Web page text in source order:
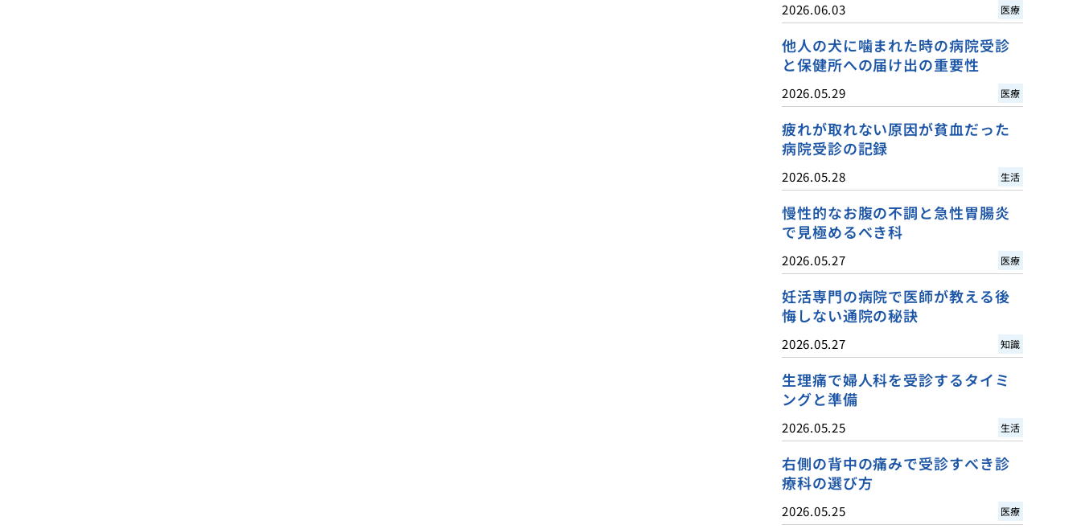
2026.06.03 医療
他人の犬に噛まれた時の病院受診
と保健所への届け出の重要性
2026.05.29 医療
疲れが取れない原因が貧血だった
病院受診の記録
2026.05.28 生活
慢性的なお腹の不調と急性胃腸炎
で見極めるべき科
2026.05.27 医療
妊活専門の病院で医師が教える後
悔しない通院の秘訣
2026.05.27 知識
生理痛で婦人科を受診するタイミ
ングと準備
2026.05.25 生活
右側の背中の痛みで受診すべき診
療科の選び方
2026.05.25 医療